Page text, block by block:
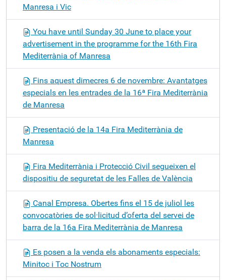
Manresa i Vic
You have until Sunday 30 June to place your
advertisement in the programme for the 16th Fira
Mediterrània of Manresa
Fins aquest dimecres 6 de novembre: Avantatges
especials en les entrades de la 16ª Fira Mediterrània
de Manresa
Presentació de la 14a Fira Mediterrània de
Manresa
Fira Mediterrània i Protecció Civil segueixen el
dispositiu de seguretat de les Falles de València
Canal Empresa. Obertes fins el 15 de juliol les
convocatòries de sol·licitud d’oferta del servei de
barra de la 16a Fira Mediterrània de Manresa
Es posen a la venda els abonaments especials:
Minitoc i Toc Nostrum